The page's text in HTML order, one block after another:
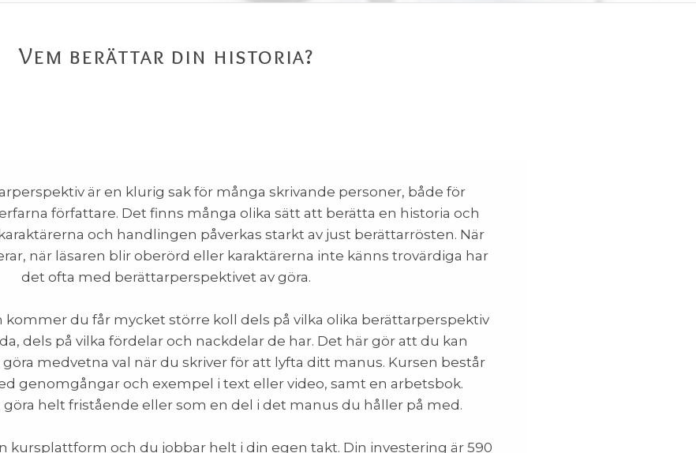
Vem berättar din historia?
är en klurig sak för många skrivande personer, både för
författare. Det finns många olika sätt att berätta en historia och
och handlingen påverkas starkt av just berättarrösten. När
när läsaren blir oberörd eller karaktärerna inte känns trovärdiga har
det ofta med berättarperspektivet av göra.
kommer du får mycket större koll dels på vilka olika berättarperspektiv
dels på vilka fördelar och nackdelar de har. Det här gör att du kan
medvetna val när du skriver för att lyfta ditt manus. Kursen består
genomgångar och exempel i text eller video, samt en arbetsbok.
helt fristående eller som en del i det manus du håller på med.
kursplattform och du jobbar helt i din egen takt. Din investering är 590